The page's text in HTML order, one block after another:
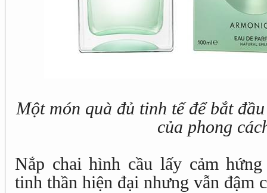
Một món quà đủ tinh tế để bắt
của phong
Nắp chai hình cầu lấy cảm
tinh thần hiện đại nhưng vẫn đậm